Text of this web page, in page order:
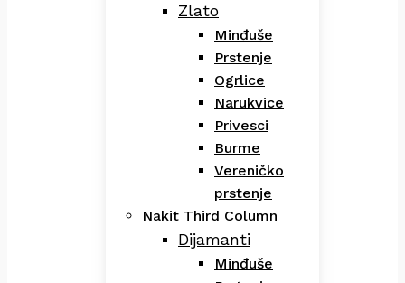
Zlato
Minđuše
Prstenje
Ogrlice
Narukvice
Privesci
Burme
Vereničko
prstenje
Nakit Third Column
Dijamanti
Minđuše